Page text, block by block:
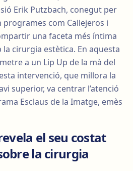
Erik Putzbach, conegut per
programes com Callejeros i
una faceta més íntima
la cirurgia estètica. En aquesta
a un Lip Up de la mà del
intervenció, que millora la
superior, va centrar l’atenció
Esclaus de la Imatge, emès
el seu costat
la cirurgia